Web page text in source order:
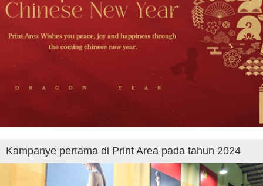
Kampanye pertama di Print Area pada tahun 2024